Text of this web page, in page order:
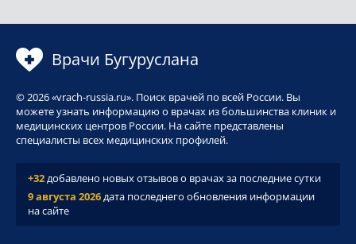
Врачи Бугуруслана
© 2026 «vrach-russia.ru». Поиск врачей по всей России. Вы
можете узнать информацию о врачах из большинства клиник и
медицинских центров России. На сайте представлены
специалисты всех медицинских профилей.
+32добавлено новых отзывов о врачах за последние сутки
9 августа 2026дата последнего обновления информации
на сайте